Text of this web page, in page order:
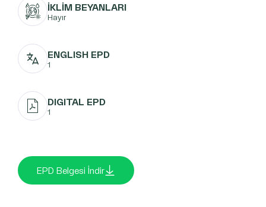
İKLİM BEYANLARI
Hayır
ENGLISH EPD
1
DIGITAL EPD
1
EPD Belgesi İndir